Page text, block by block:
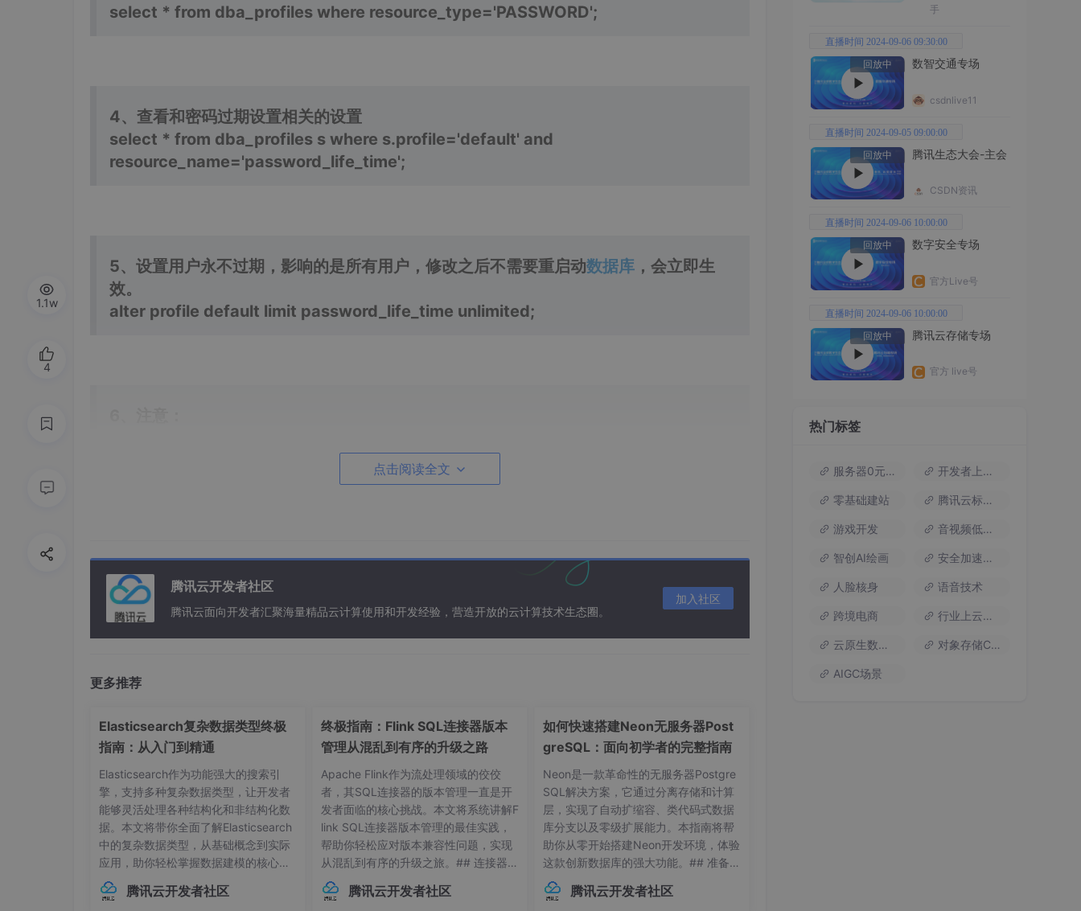
select * from dba_profiles where resource_type='PASSWORD';
4、查看和密码过期设置相关的设置
select * from dba_profiles s where s.profile='default' and
resource_name='password_life_time';
5、设置用户永不过期，影响的是所有用户，修改之后不需要重启动数据库 ，会立即生
效。
alter profile default limit password_life_time unlimited;
修改后，还没有被提示ORA-28002警告的帐户不会再碰到同样的提示；
已经被提示的帐户必须再改一次密码，
alter user 用户 identified by 密码 account unlock;
7、要为某个用户设置密码永不过期，还可以这样来做：
1. 新建profile "test"，规则与DEFAULT一致（因为一个profile中包含很多的项目，我们此时只想修改过期规则，其
他的不变）
2. 修改profile "test"，修改过期规则为UNLIMITED
3. 将'admini'用户适用新的profile "test"
CREATE PROFILE test LIMIT
CPU_PER_SESSION UNLIMITED
点击阅读全文
腾讯云开发者社区
腾讯云面向开发者汇聚海量精品云计算使用和开发经验，营造开放的云计算技术生态圈。
加入社区
更多推荐
Elasticsearch复杂数据类型终极
指南：从入门到精通
Elasticsearch作为功能强大的搜索引
擎，支持多种复杂数据类型，让开发者
能够灵活处理各种结构化和非结构化数
据。本文将带你全面了解Elasticsearch
中的复杂数据类型，从基础概念到实际
应用，助你轻松掌握数据建模的核心技
巧。## 内部对象：构建层级化数据结构
在Elasticsearch中，对象类型（Objec
腾讯云开发者社区
终极指南：Flink SQL连接器版本
管理从混乱到有序的升级之路
Apache Flink作为流处理领域的佼佼
者，其SQL连接器的版本管理一直是开
发者面临的核心挑战。本文将系统讲解F
link SQL连接器版本管理的最佳实践，
帮助你轻松应对版本兼容性问题，实现
从混乱到有序的升级之旅。## 连接器版
本管理的常见痛点 😫在Flink应用开发
中，连接器版本管理常常让开发者头疼
腾讯云开发者社区
如何快速搭建Neon无服务器Post
greSQL：面向初学者的完整指南
Neon是一款革命性的无服务器Postgre
SQL解决方案，它通过分离存储和计算
层，实现了自动扩缩容、类代码式数据
库分支以及零级扩展能力。本指南将帮
助你从零开始搭建Neon开发环境，体验
这款创新数据库的强大功能。## 准备工
作：环境要求与依赖项在开始搭建Neon
环境前，请确保你的系统满足以下要
腾讯云开发者社区
1.1w
4
手
直播时间 2024-09-06 09:30:00
回放中
数智交通专场
csdnlive11
直播时间 2024-09-05 09:00:00
回放中
腾讯生态大会-主会
CSDN资讯
直播时间 2024-09-06 10:00:00
回放中
数字安全专场
官方Live号
直播时间 2024-09-06 10:00:00
回放中
腾讯云存储专场
官方 live号
热门标签
服务器0元试用 开发者上云包
零基础建站 腾讯云标杆案例
游戏开发 音视频低代码
智创AI绘画 安全加速流量
人脸核身 语音技术
跨境电商 行业上云方案
云原生数据库 对象存储COS
AIGC场景